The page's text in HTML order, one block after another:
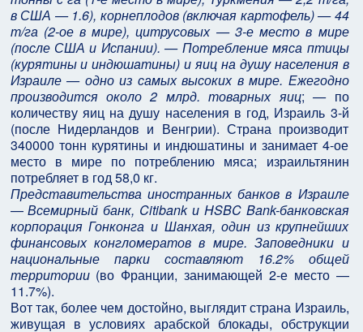
в США — 1.6), корнеплодов (включая картофель) — 44
т/га (2-ое в мире), цитрусовых — 3-е место в мире
(после США и Испании). — Потребление мяса птицы
(курятины и индюшатины) и яиц на душу населения в
Израиле — одно из самых высоких в мире. Ежегодно
производится около 2 млрд. товарных яиц;—по
количеству яиц на душу населения в год, Израиль 3-й
(после Нидерландов и Венгрии). Страна производит
340000 тонн курятины и индюшатины и занимает 4-ое
место в мире по потреблению мяса; израильтянин
потребляет в год 58,0 кг.
Представительства иностранных банков в Израиле
—Всемирный банк, Citibank и HSBC Bank-банковская
корпорация Гонконга и Шанхая, один из крупнейших
финансовых конгломератов в мире. Заповедники и
национальные парки составляют 16.2% общей
территории(во Франции, занимающей 2-е место —
11.7%).
Вот так, более чем достойно, выглядит страна Израиль,
живущая в условиях арабской блокады, обструкции